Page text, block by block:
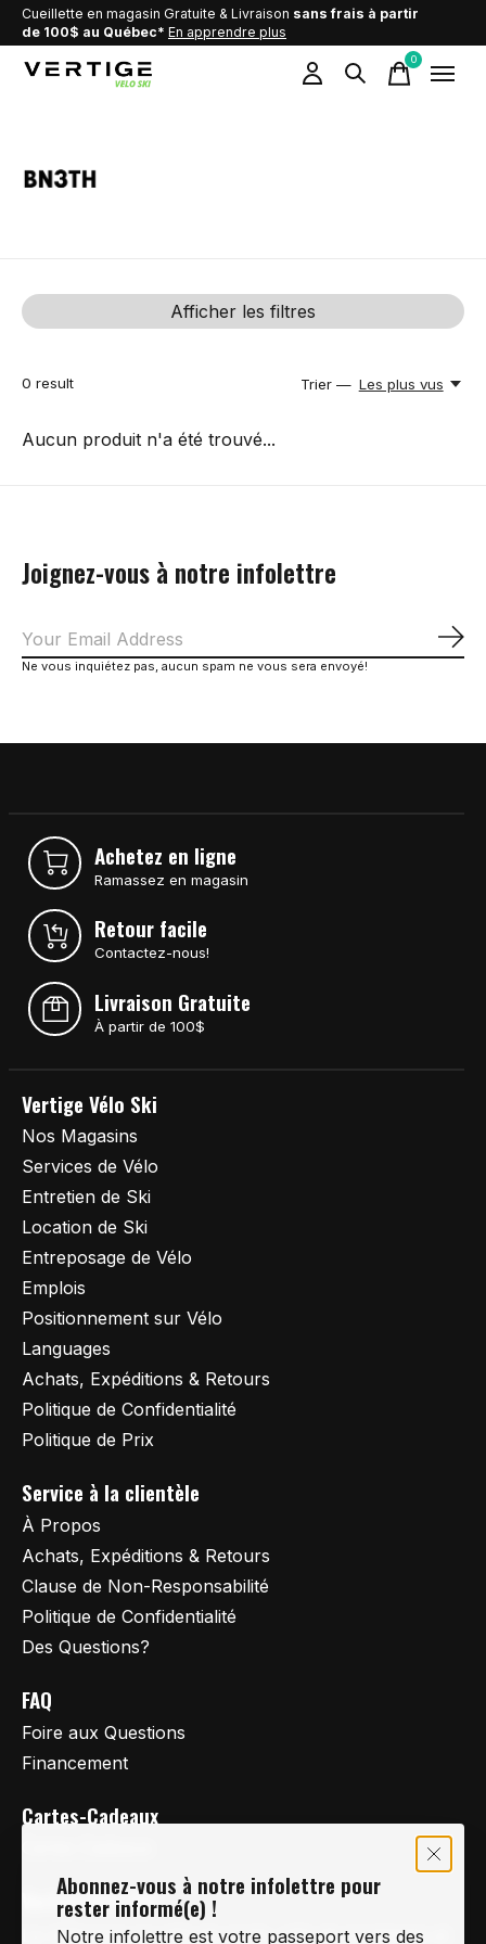
Cueillette en magasin Gratuite & Livraison sans frais à partir
de 100$ au Québec* En apprendre plus
0items
BN3TH
Afficher les filtres
0 result Trier — Les plus vus
Aucun produit n'a été trouvé...
Joignez-vous à notre infolettre
Ne vous inquiétez pas, aucun spam ne vous sera envoyé!
Achetez en ligne
Ramassez en magasin
Retour facile
Contactez-nous!
Livraison Gratuite
À partir de 100$
Vertige Vélo Ski
Nos Magasins
Services de Vélo
Entretien de Ski
Location de Ski
Entreposage de Vélo
Emplois
Positionnement sur Vélo
Languages
Achats, Expéditions & Retours
Politique de Confidentialité
Politique de Prix
Service à la clientèle
À Propos
Achats, Expéditions & Retours
Clause de Non-Responsabilité
Politique de Confidentialité
Des Questions?
FAQ
Foire aux Questions
Financement
Cartes-Cadeaux
Vertige Vélo Ski
La référence en vélo de route, vélo de montagne et
Abonnez-vous à notre infolettre pour
rester informé(e) !
Notre infolettre est votre passeport vers des